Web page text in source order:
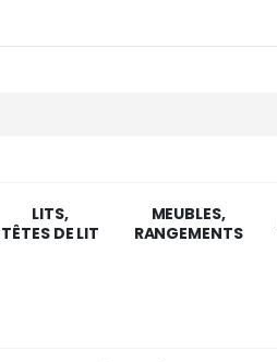
LITS,
TÊTES DE LIT
MEUBLES,
RANGEMENTS